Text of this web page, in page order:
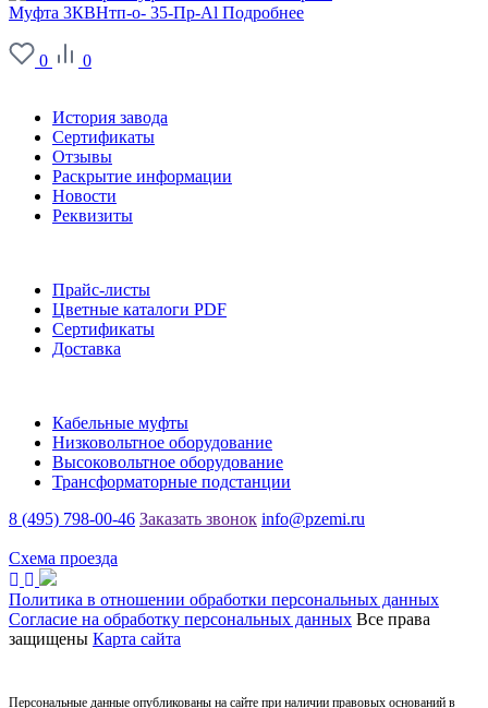
Муфта 3КВНтп-о- 35-Пр-Al Подробнее
0
0
История завода
Сертификаты
Отзывы
Раскрытие информации
Новости
Реквизиты
Прайс-листы
Цветные каталоги PDF
Сертификаты
Доставка
Кабельные муфты
Низковольтное оборудование
Высоковольтное оборудование
Трансформаторные подстанции
8 (495) 798-00-46 Заказать звонок info@pzemi.ru
Схема проезда
Политика в отношении обработки персональных данных
Согласие на обработку персональных данных Все права
защищены Карта сайта
Персональные данные опубликованы на сайте при наличии правовых оснований в